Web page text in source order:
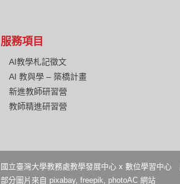
服務項目
AI教學札記徵文
AI 教與學 – 築橋計畫
新進教師研習營
教師精進研習營
國立臺灣大學教務處教學發展中心 x 數位學習中
部分圖片來自 pixabay, freepik, photoAC 網站